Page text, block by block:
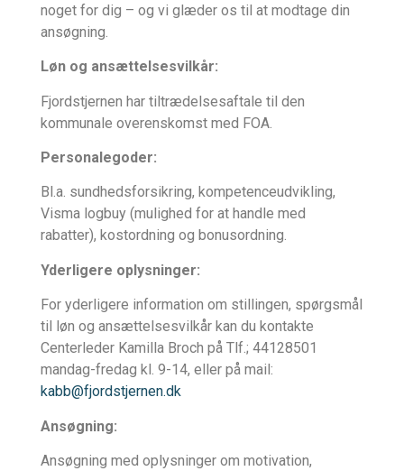
noget for dig – og vi glæder os til at modtage din
ansøgning.
Løn og ansættelsesvilkår:
Fjordstjernen har tiltrædelsesaftale til den
kommunale overenskomst med FOA.
Personalegoder:
Bl.a. sundhedsforsikring, kompetenceudvikling,
Visma logbuy (mulighed for at handle med
rabatter), kostordning og bonusordning.
Yderligere oplysninger:
For yderligere information om stillingen, spørgsmål
til løn og ansættelsesvilkår kan du kontakte
Centerleder Kamilla Broch på Tlf.; 44128501
mandag-fredag kl. 9-14, eller på mail:
kabb@fjordstjernen.dk
Ansøgning:
Ansøgning med oplysninger om motivation,